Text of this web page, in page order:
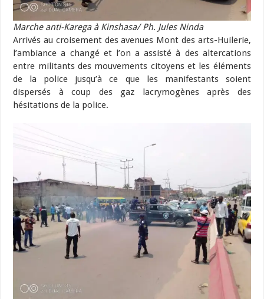
Marche anti-Karega à Kinshasa/ Ph. Jules Ninda
Arrivés au croisement des avenues Mont des arts-Huilerie,
l’ambiance a changé et l’on a assisté à des altercations
entre militants des mouvements citoyens et les éléments
de la police jusqu’à ce que les manifestants soient
dispersés à coup des gaz lacrymogènes après des
hésitations de la police.